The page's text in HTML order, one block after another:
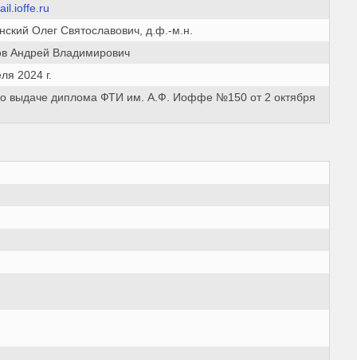
Олег Святославович, д.ф.-м.н.
Андрей Владимирович
2024 г.
о выдаче диплома ФТИ им. А.Ф. Иоффе №150 от 2 октября